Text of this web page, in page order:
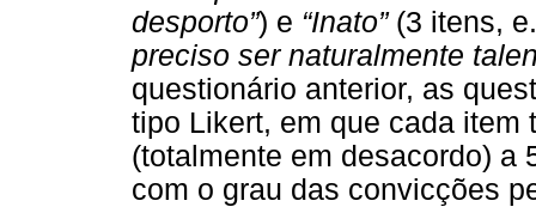
desporto”) e “Inato” (3 itens,
preciso ser naturalmente
questionário anterior, as
tipo Likert, em que cada item
(totalmente em desacordo) a
com o grau das convicções